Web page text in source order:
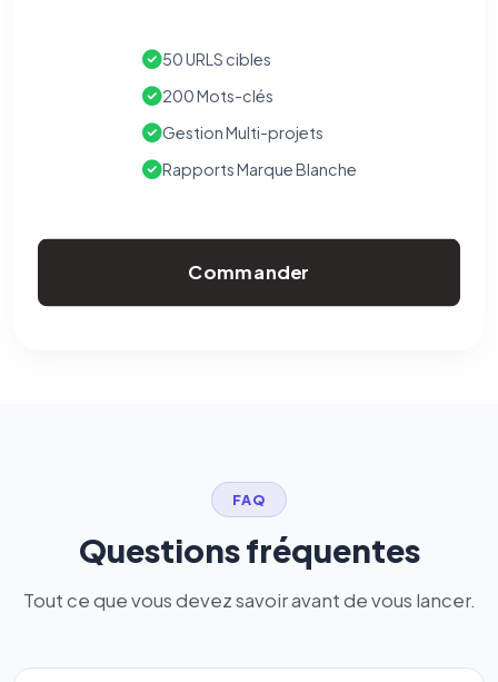
50 URLS cibles
200 Mots-clés
Gestion Multi-projets
Rapports Marque Blanche
Commander
FAQ
Questions fréquentes
Tout ce que vous devez savoir avant de vous lancer.